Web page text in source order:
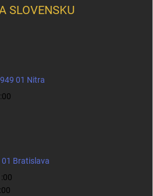
SLOVENSKU
01 Nitra
Bratislava